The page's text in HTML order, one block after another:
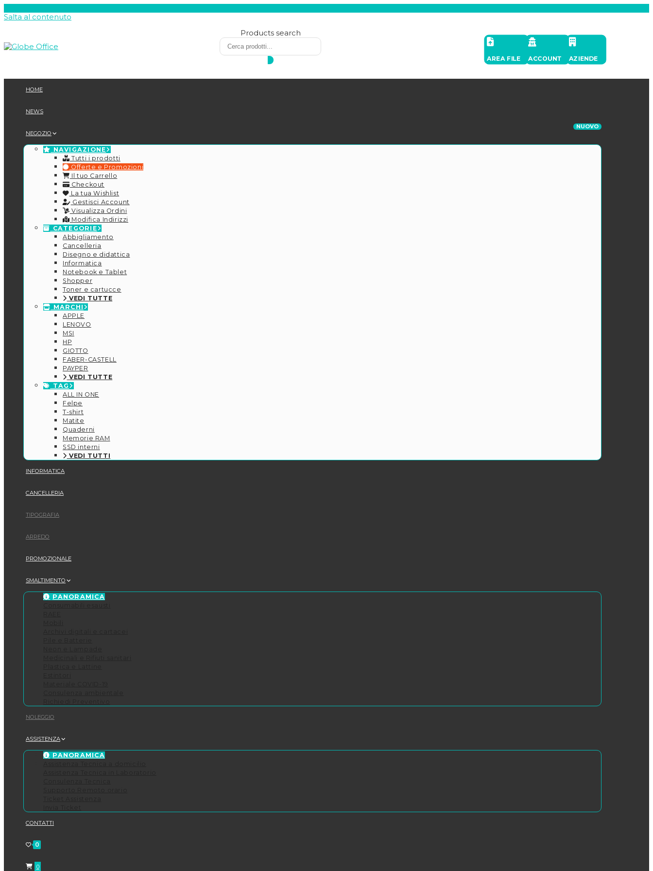
Salta al contenuto
Products search
AREA FILE ACCOUNT AZIENDE
HOME
NEWS
NEGOZIO
NAVIGAZIONE
Tutti i prodotti
Offerte e Promozioni
Il tuo Carrello
Checkout
La tua Wishlist
Gestisci Account
Visualizza Ordini
Modifica Indirizzi
CATEGORIE
Abbigliamento
Cancelleria
Disegno e didattica
Informatica
Notebook e Tablet
Shopper
Toner e cartucce
VEDI TUTTE
MARCHI
APPLE
LENOVO
MSI
HP
GIOTTO
FABER-CASTELL
PAYPER
VEDI TUTTE
TAG
ALL IN ONE
Felpe
T-shirt
Matite
Quaderni
Memorie RAM
SSD interni
VEDI TUTTI
INFORMATICA
CANCELLERIA
TIPOGRAFIA
ARREDO
PROMOZIONALE
SMALTIMENTO
PANORAMICA
NOLEGGIO
ASSISTENZA
PANORAMICA
CONTATTI
0
0